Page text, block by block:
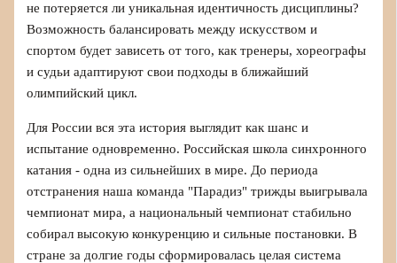
не потеряется ли уникальная идентичность дисциплины?
Возможность балансировать между искусством и
спортом будет зависеть от того, как тренеры, хореографы
и судьи адаптируют свои подходы в ближайший
олимпийский цикл.
Для России вся эта история выглядит как шанс и
испытание одновременно. Российская школа синхронного
катания - одна из сильнейших в мире. До периода
отстранения наша команда "Парадиз" трижды выигрывала
чемпионат мира, а национальный чемпионат стабильно
собирал высокую конкуренцию и сильные постановки. В
стране за долгие годы сформировалась целая система